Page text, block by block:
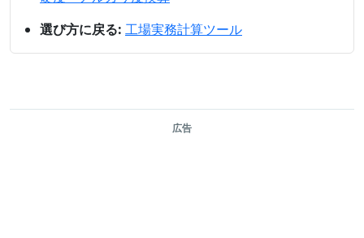
選び方に戻る: 工場実務計算ツール
広告